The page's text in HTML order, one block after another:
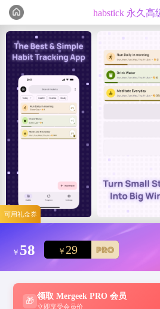
可用礼金券
habstick 永久高
编辑心选 精
￥ 58 ￥ 29
🎁
领取 Mergeek PRO 会员
立即享受会员价